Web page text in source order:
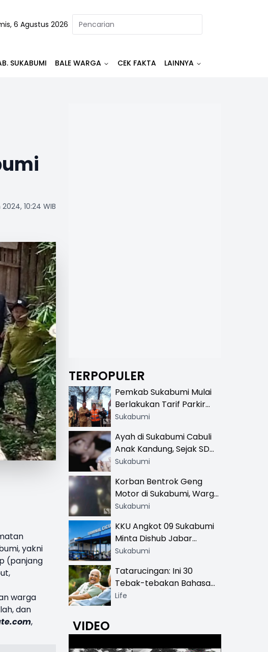
6 Agustus 2026
SUKABUMI BALE WARGA CEK FAKTA LAINNYA
10:24 WIB
yakni
(panjang
warga
dan
,
TERPOPULER
Pemkab Sukabumi Mulai
Berlakukan Tarif Parkir
Resmi di 13 Lokasi Wisata,
Khusus
Sukabumi
Ayah di Sukabumi Cabuli
Anak Kandung, Sejak SD
Hingga SMA
Sukabumi
Korban Bentrok Geng
Motor di Sukabumi, Warga
dan Sopir Tangki
Sukabumi
KKU Angkot 09 Sukabumi
Minta Dishub Jabar
Tertibkan Trayek Ciawi-
Narik
Sukabumi
Tatarucingan: Ini 30
Tebak-tebakan Bahasa
Sunda yang Sangat
Life
VIDEO